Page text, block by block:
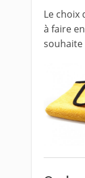
Le choix
à faire
souhaite